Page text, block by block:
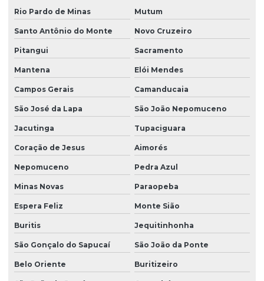
Rio Pardo de Minas Mutum
Santo Antônio do Monte Novo Cruzeiro
Pitangui Sacramento
Mantena Elói Mendes
Campos Gerais Camanducaia
São José da Lapa São João Nepomuceno
Jacutinga Tupaciguara
Coração de Jesus Aimorés
Nepomuceno Pedra Azul
Minas Novas Paraopeba
Espera Feliz Monte Sião
Buritis Jequitinhonha
São Gonçalo do Sapucaí São João da Ponte
Belo Oriente Buritizeiro